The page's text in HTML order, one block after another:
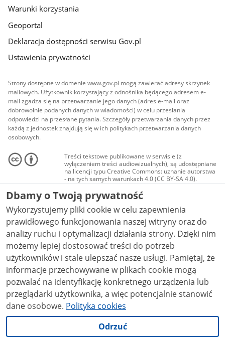
Warunki korzystania
Geoportal
Deklaracja dostępności serwisu Gov.pl
Ustawienia prywatności
Strony dostępne w domenie www.gov.pl mogą zawierać adresy skrzynek
mailowych. Użytkownik korzystający z odnośnika będącego adresem e-
mail zgadza się na przetwarzanie jego danych (adres e-mail oraz
dobrowolnie podanych danych w wiadomości) w celu przesłania
odpowiedzi na przesłane pytania. Szczegóły przetwarzania danych przez
każdą z jednostek znajdują się w ich politykach przetwarzania danych
osobowych.
Treści tekstowe publikowane w serwisie (z
wyłączeniem treści audiowizualnych), są udostępniane
na licencji typu Creative Commons: uznanie autorstwa
- na tych samych warunkach 4.0 (CC BY-SA 4.0).
Materiały audiowizualne, w tym zdjęcia, materiały
audio i wideo, są udostępniane na licencji typu
Creative Commons: uznanie autorstwa użycie
niekomercyjne - bez utworów zależnych 4.0 (CC BY-
NC-ND 4.0), o ile nie jest to stwierdzone inaczej.
Dbamy o Twoją prywatność
Wykorzystujemy pliki cookie w celu zapewnienia
prawidłowego funkcjonowania naszej witryny oraz do
analizy ruchu i optymalizacji działania strony. Dzięki nim
możemy lepiej dostosować treści do potrzeb
użytkowników i stale ulepszać nasze usługi. Pamiętaj, że
informacje przechowywane w plikach cookie mogą
pozwalać na identyfikację konkretnego urządzenia lub
przeglądarki użytkownika, a więc potencjalnie stanowić
dane osobowe. Polityka cookies
Odrzuć